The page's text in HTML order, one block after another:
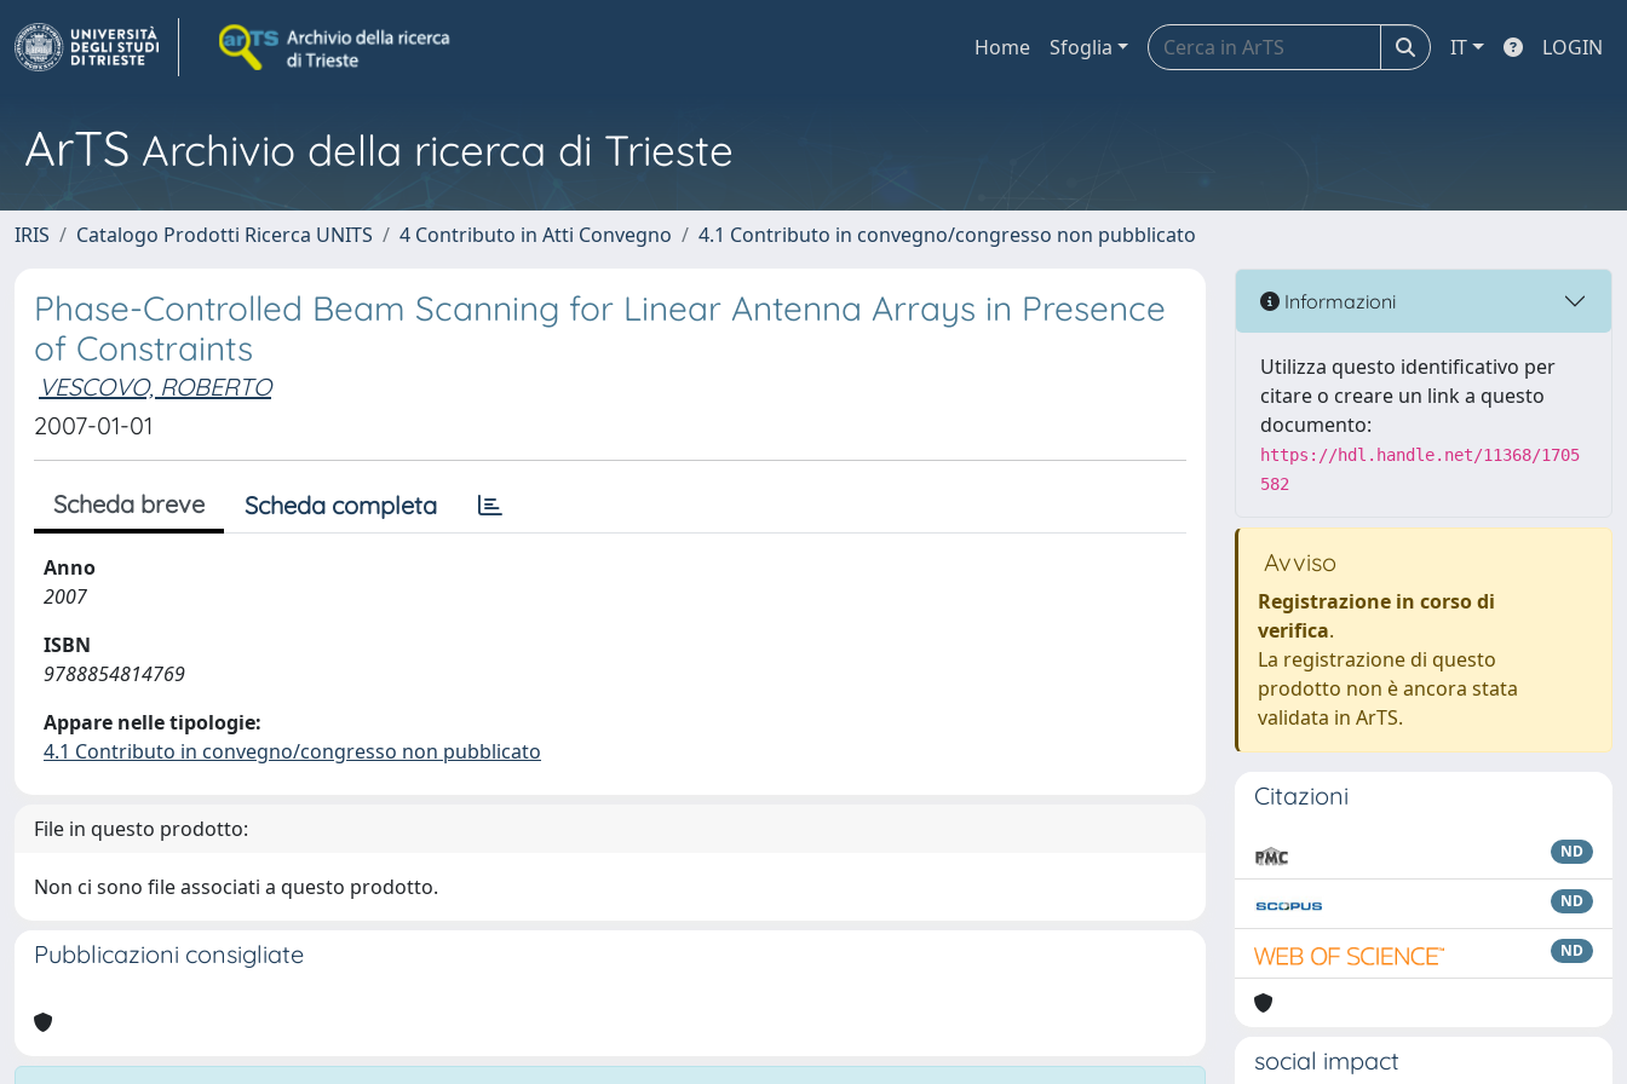
Home Sfoglia IT LOGIN
ArTS Archivio della ricerca di Trieste
IRIS Catalogo Prodotti Ricerca UNITS 4 Contributo in Atti Convegno 4.1 Contributo in convegno/congresso non pubblicato
Phase-Controlled Beam Scanning for Linear Antenna Arrays in Presence
of Constraints
VESCOVO, ROBERTO
2007-01-01
Scheda breve Scheda completa
Anno
2007
ISBN
9788854814769
Appare nelle tipologie:
4.1 Contributo in convegno/congresso non pubblicato
File in questo prodotto:
Non ci sono file associati a questo prodotto.
Pubblicazioni consigliate
Informazioni
Utilizza questo identificativo per
citare o creare un link a questo
documento:
https://hdl.handle.net/11368/1705
582
Avviso
Registrazione in corso di
verifica.
La registrazione di questo
prodotto non è ancora stata
validata in ArTS.
Citazioni
ND
ND
ND
social impact